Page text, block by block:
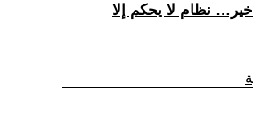
نظام لا يحكم إلا